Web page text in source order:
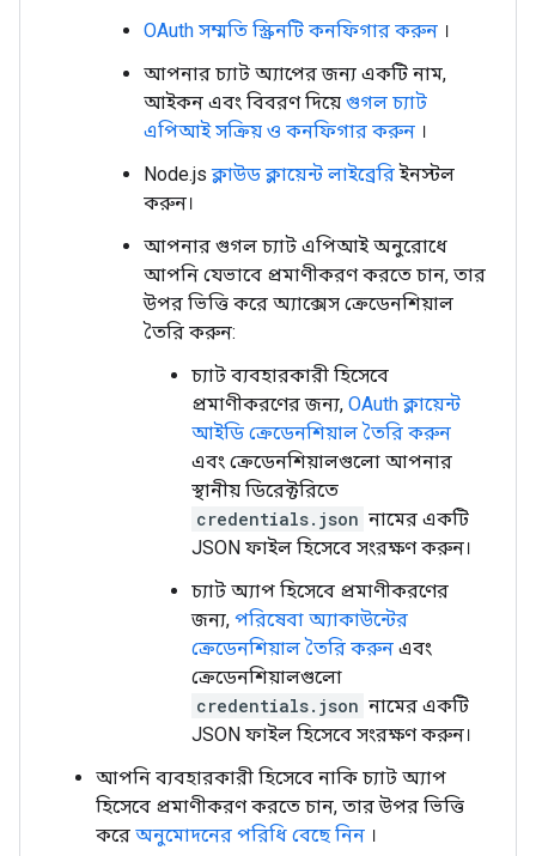
OAuth সম্মতি স্ক্রিনটি কনফিগার করুন ।
আপনার চ্যাট অ্যাপের জন্য একটি নাম,
আইকন এবং বিবরণ দিয়ে গুগল চ্যাট
এপিআই সক্রিয় ও কনফিগার করুন ।
Node.jsক্লাউড ক্লায়েন্ট লাইব্রেরিইনস্টল
করুন।
আপনার গুগল চ্যাট এপিআই অনুরোধে
আপনি যেভাবে প্রমাণীকরণ করতে চান, তার
উপর ভিত্তি করে অ্যাক্সেস ক্রেডেনশিয়াল
তৈরি করুন:
চ্যাট ব্যবহারকারী হিসেবে
প্রমাণীকরণের জন্য, OAuth ক্লায়েন্ট
আইডি ক্রেডেনশিয়াল তৈরি করুন
এবং ক্রেডেনশিয়ালগুলো আপনার
স্থানীয় ডিরেক্টরিতে
credentials.json নামের একটি
JSON ফাইল হিসেবে সংরক্ষণ করুন।
চ্যাট অ্যাপ হিসেবে প্রমাণীকরণের
জন্য, পরিষেবা অ্যাকাউন্টের
ক্রেডেনশিয়াল তৈরি করুন এবং
ক্রেডেনশিয়ালগুলো
credentials.json নামের একটি
JSON ফাইল হিসেবে সংরক্ষণ করুন।
আপনি ব্যবহারকারী হিসেবে নাকি চ্যাট অ্যাপ
হিসেবে প্রমাণীকরণ করতে চান, তার উপর ভিত্তি
করে অনুমোদনের পরিধি বেছে নিন ।